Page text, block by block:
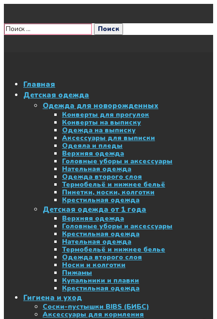
Главная
Детская одежда
Одежда для новорожденных
Конверты для прогулок
Конверты на выписку
Одежда на выписку
Аксессуары для выписки
Одеяла и пледы
Верхняя одежда
Головные уборы и аксессуары
Нательная одежда
Одежда второго слоя
Термобельё и нижнее бельё
Пинетки, носки, колготки
Крестильная одежда
Детская одежда от 1 года
Верхняя одежда
Головные уборы и аксессуары
Крестильная одежда
Нательная одежда
Термобельё и нижнее белье
Одежда второго слоя
Носки и колготки
Пижамы
Купальники и плавки
Крестильная одежда
Гигиена и уход
Соски-пустышки BIBS (БИБС)
Аксессуары для кормления